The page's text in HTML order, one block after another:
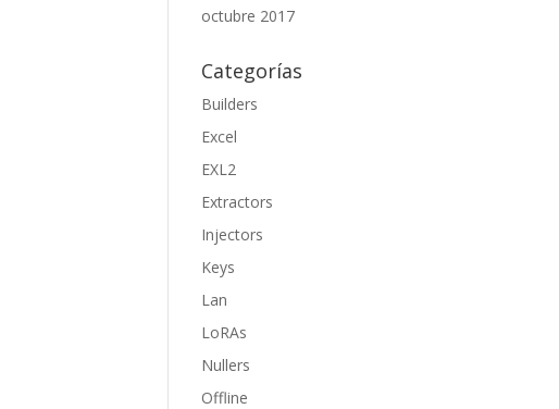
octubre 2017
Categorías
Builders
Excel
EXL2
Extractors
Injectors
Keys
Lan
LoRAs
Nullers
Offline